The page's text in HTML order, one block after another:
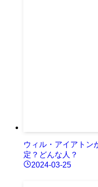
ウィル・アイアトン
定？どんな人？
2024-03-25